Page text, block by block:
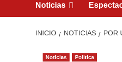
Noticias
INICIO NOTICIAS POR
Noticias Politica